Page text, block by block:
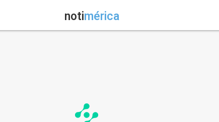
notimérica